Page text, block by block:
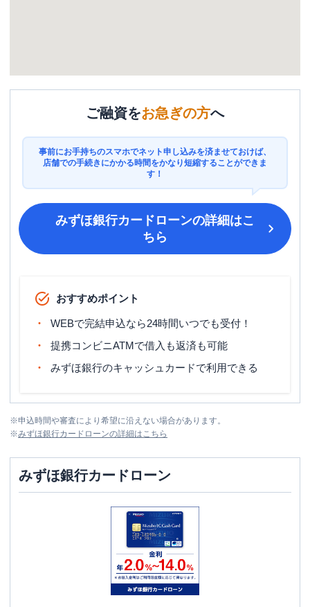
ご融資をお急ぎの方へ
事前にお手持ちのスマホでネット申し込みを済ませておけば、
店舗での手続きにかかる時間をかなり短縮することができま
す！
みずほ銀行カードローンの詳細はこ
ちら
おすすめポイント
WEBで完結申込なら24時間いつでも受付！
提携コンビニATMで借入も返済も可能
みずほ銀行のキャッシュカードで利用できる
※申込時間や審査により希望に沿えない場合があります。
※みずほ銀行カードローンの詳細はこちら
みずほ銀行カードローン